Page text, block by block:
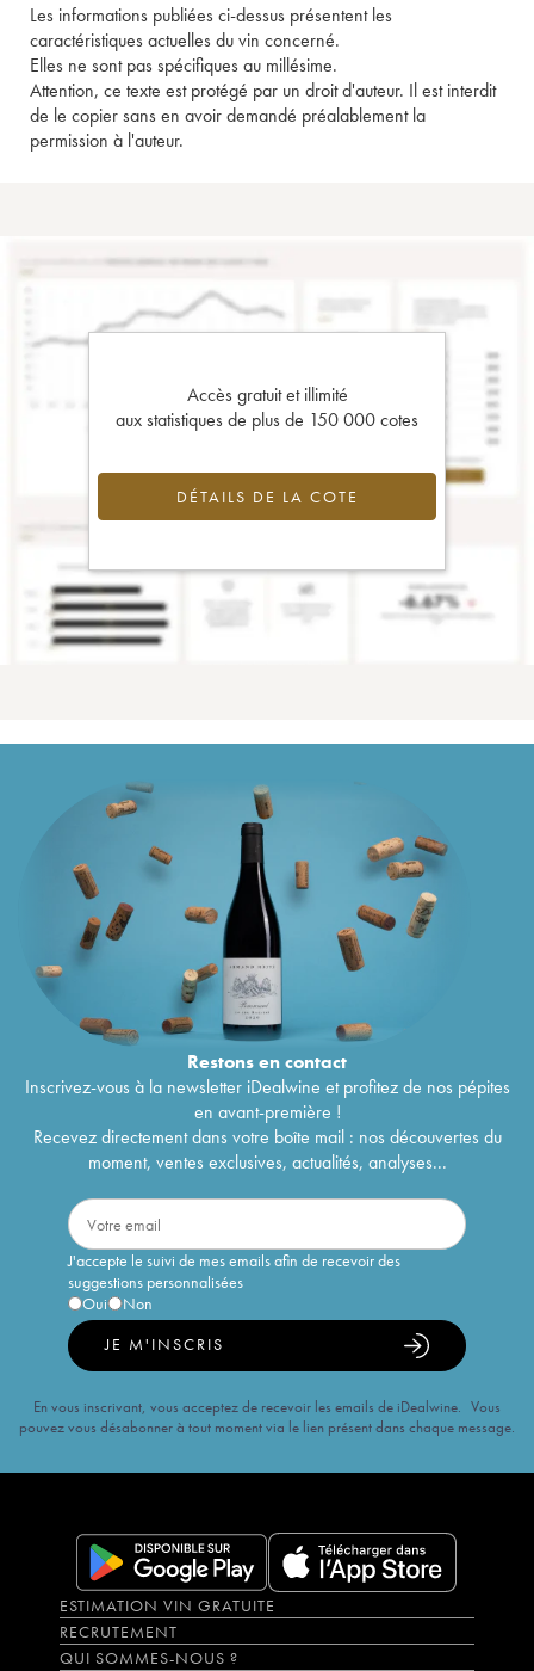
Les informations publiées ci-dessus présentent les
caractéristiques actuelles du vin concerné.
Elles ne sont pas spécifiques au millésime.
Attention, ce texte est protégé par un droit d'auteur. Il est interdit
de le copier sans en avoir demandé préalablement la
permission à l'auteur.
Accès gratuit et illimité
aux statistiques de plus de 150 000 cotes
DÉTAILS DE LA COTE
Restons encontact
Inscrivez-vous à la newsletter iDealwine et profitez de nos pépites
en avant-première !
Recevez directement dans votre boîte mail : nos découvertes du
moment, ventes exclusives, actualités, analyses...
J'accepte le suivi de mes emails afin de recevoir des
suggestions personnalisées
Oui
Non
JE M'INSCRIS
En vous inscrivant, vous acceptez de recevoir les emails de iDealwine. Vous
pouvez vous désabonner à tout moment via le lien présent dans chaque message.
ESTIMATION VIN GRATUITE
RECRUTEMENT
QUI SOMMES-NOUS ?